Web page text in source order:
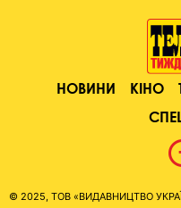
НОВИНИ КІНО
© 2025, ТОВ «ВИДАВНИЦТВО